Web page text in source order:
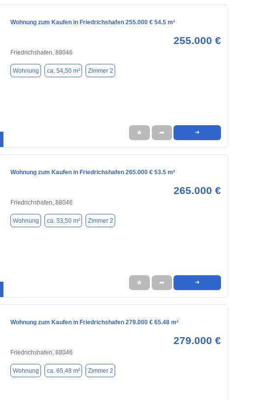
Wohnung zum Kaufen in Friedrichshafen 255.000 € 54.5 m²
255.000 €
Friedrichshafen, 88046
Wohnung ca. 54,50 m² Zimmer 2
★ ➦ ➜
Wohnung zum Kaufen in Friedrichshafen 265.000 € 53.5 m²
265.000 €
Friedrichshafen, 88046
Wohnung ca. 53,50 m² Zimmer 2
★ ➦ ➜
Wohnung zum Kaufen in Friedrichshafen 279.000 € 65.48 m²
279.000 €
Friedrichshafen, 88046
Wohnung ca. 65,48 m² Zimmer 2